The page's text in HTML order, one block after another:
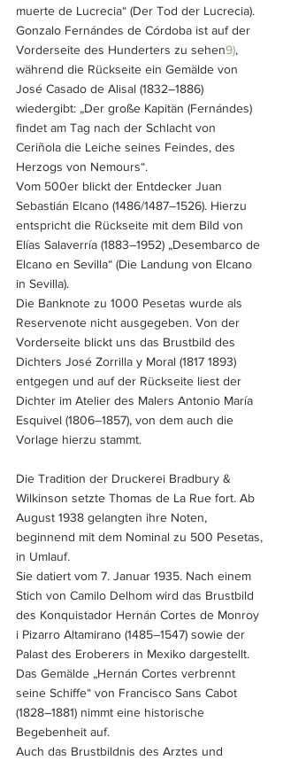
muerte de Lucrecia“ (Der Tod der Lucrecia).
Gonzalo Fernándes de Córdoba ist auf der
Vorderseite des Hunderters zu sehen9),
während die Rückseite ein Gemälde von
José Casado de Alisal (1832–1886)
wiedergibt: „Der große Kapitän (Fernándes)
findet am Tag nach der Schlacht von
Ceriñola die Leiche seines Feindes, des
Herzogs von Nemours“.
Vom 500er blickt der Entdecker Juan
Sebastián Elcano (1486/1487–1526). Hierzu
entspricht die Rückseite mit dem Bild von
Elías Salaverría (1883–1952) „Desembarco de
Elcano en Sevilla“ (Die Landung von Elcano
in Sevilla).
Die Banknote zu 1000 Pesetas wurde als
Reservenote nicht ausgegeben. Von der
Vorderseite blickt uns das Brustbild des
Dichters José Zorrilla y Moral (1817 1893)
entgegen und auf der Rückseite liest der
Dichter im Atelier des Malers Antonio María
Esquivel (1806–1857), von dem auch die
Vorlage hierzu stammt.
Die Tradition der Druckerei Bradbury &
Wilkinson setzte Thomas de La Rue fort. Ab
August 1938 gelangten ihre Noten,
beginnend mit dem Nominal zu 500 Pesetas,
in Umlauf.
Sie datiert vom 7. Januar 1935. Nach einem
Stich von Camilo Delhom wird das Brustbild
des Konquistador Hernán Cortes de Monroy
i Pizarro Altamirano (1485–1547) sowie der
Palast des Eroberers in Mexiko dargestellt.
Das Gemälde „Hernán Cortes verbrennt
seine Schiffe“ von Francisco Sans Cabot
(1828–1881) nimmt eine historische
Begebenheit auf.
Auch das Brustbildnis des Arztes und